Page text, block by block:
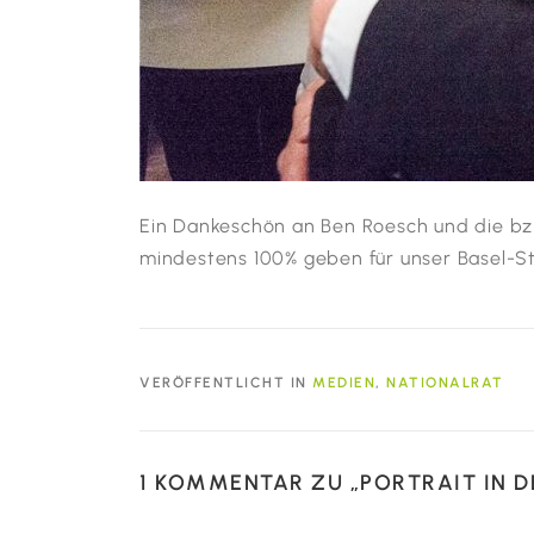
Ein Dankeschön an Ben Roesch und die
mindestens 100% geben für unser Basel-
VERÖFFENTLICHT IN MEDIEN, NATIONALRAT
1 KOMMENTAR ZU „PORTRAIT IN